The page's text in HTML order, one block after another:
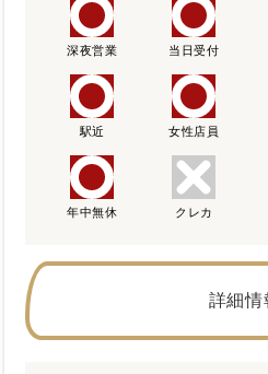
深夜営業 当日受付
駅近 女性店員
年中無休 クレカ
詳細情